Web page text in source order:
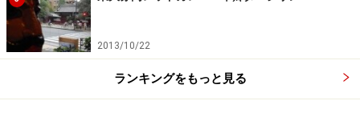
最後に赤門を観ながら、チャイを飲んでいると爽快感が
あることに気づきました。赤門レッドカレーにより、汗
をかき、気分がリセットされています。そこが辛いカレ
ーの良いところです。食べるのに集中できるのは辛いカ
レーが一番じゃないでしょうか。額の汗をハンカチで拭
2013/10/22
ランキングをもっと見る